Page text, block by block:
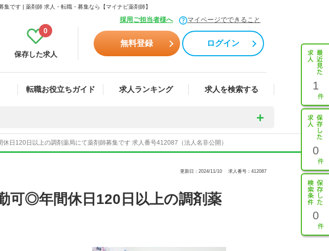
です | 薬剤師 求人・転職・募集なら【マイナビ薬剤師】
採用ご担当者様へ マイページでできること
保存した求人
0
無料登録 ログイン
転職お役立ちガイド 求人ランキング 求人を検索する 1
0
0
日120日以上の調剤薬局にて薬剤師募集です 求人番号412087（法人名非公開）
更新日：2024/11/10 求人番号：412087
可◎年間休日120日以上の調剤薬